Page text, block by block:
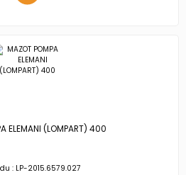
ELEMANI (LOMPART) 400
: LP-2015.6579.027